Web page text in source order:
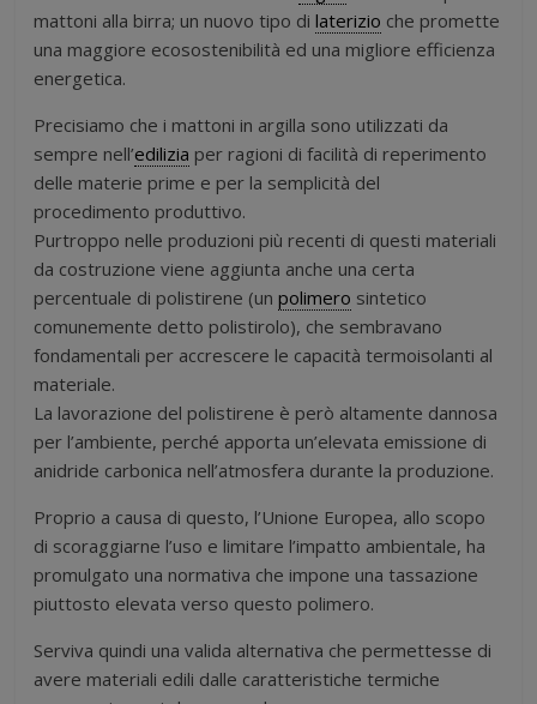
mattoni alla birra; un nuovo tipo dilaterizio che promette
una maggiore ecosostenibilità ed una migliore efficienza
energetica.
Precisiamo che i mattoni in argilla sono utilizzati da
sempre nell’edilizia per ragioni di facilità di reperimento
delle materie prime e per la semplicità del
procedimento produttivo.
Purtroppo nelle produzioni più recenti di questi materiali
da costruzione viene aggiunta anche una certa
percentuale di polistirene (unpolimero sintetico
comunemente detto polistirolo), che sembravano
fondamentali per accrescere le capacità termoisolanti al
materiale.
La lavorazione del polistirene è però altamente dannosa
per l’ambiente, perché apporta un’elevata emissione di
anidride carbonica nell’atmosfera durante la produzione.
Proprio a causa di questo, l’Unione Europea, allo scopo
di scoraggiarne l’uso e limitare l’impatto ambientale, ha
promulgato una normativa che impone una tassazione
piuttosto elevata verso questo polimero.
Serviva quindi una valida alternativa che permettesse di
avere materiali edili dalle caratteristiche termiche